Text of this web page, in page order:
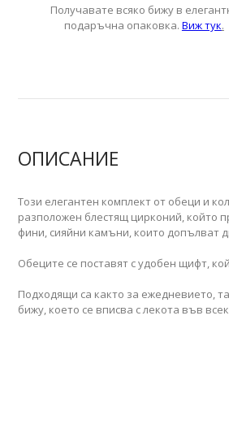
Получавате всяко бижу в
подаръчна опаковка. Виж тук.
ОПИСАНИЕ
Този елегантен комплект от обеци и
разположен блестящ цирконий, който
фини, сияйни камъни, които допълват
Обеците се поставят с удобен щифт,
Подходящи са както за ежедневието,
бижу, което се вписва с лекота във